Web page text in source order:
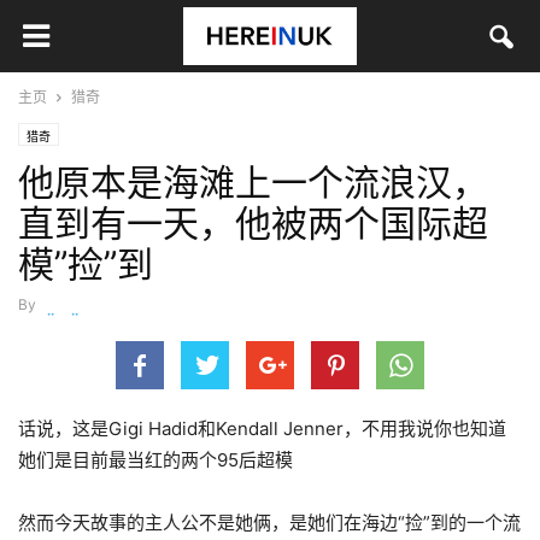
主页 猎奇
猎奇
他原本是海滩上一个流浪汉，
直到有一天，他被两个国际超
模”捡”到
By
wanjiaojiao
话说，这是Gigi Hadid和Kendall Jenner，不用我说你也知道
她们是目前最当红的两个95后超模
然而今天故事的主人公不是她俩，是她们在海边“捡”到的一个流